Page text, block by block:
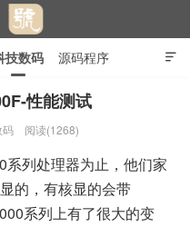

技数码 源码程序
性能测试
码 阅读(1268)
列处理器为止，他们家
的，有核显的会带
系列上有了很大的变